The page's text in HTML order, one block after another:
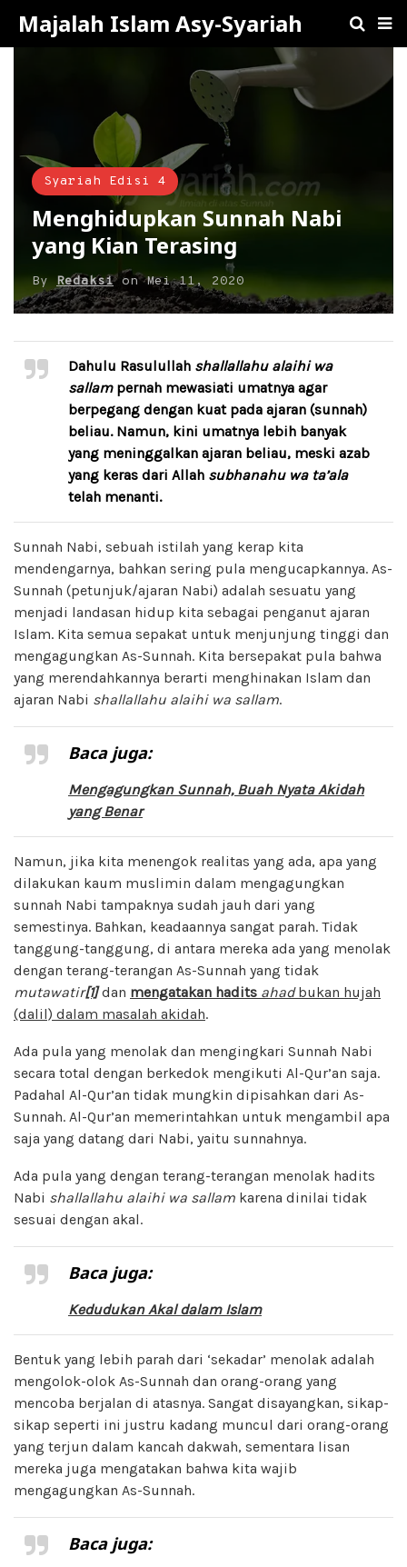
Majalah Islam Asy-Syariah
Syariah Edisi 4
Menghidupkan Sunnah Nabi
yang Kian Terasing
By RedaksionMei 11, 2020
Dahulu Rasulullah shallallahu alaihi wa
sallampernah mewasiati umatnya agar
berpegang dengan kuat pada ajaran (sunnah)
beliau. Namun, kini umatnya lebih banyak
yang meninggalkan ajaran beliau, meski azab
yang keras dari Allah subhanahu wa ta’ala
telah menanti.
Sunnah Nabi, sebuah istilah yang kerap kita
mendengarnya, bahkan sering pula mengucapkannya. As-
Sunnah (petunjuk/ajaran Nabi) adalah sesuatu yang
menjadi landasan hidup kita sebagai penganut ajaran
Islam. Kita semua sepakat untuk menjunjung tinggi dan
mengagungkan As-Sunnah. Kita bersepakat pula bahwa
yang merendahkannya berarti menghinakan Islam dan
ajaran Nabi shallallahu alaihi wa sallam.
Baca juga:
Mengagungkan Sunnah, Buah Nyata Akidah
yang Benar
Namun, jika kita menengok realitas yang ada, apa yang
dilakukan kaum muslimin dalam mengagungkan
sunnah Nabi tampaknya sudah jauh dari yang
semestinya. Bahkan, keadaannya sangat parah. Tidak
tanggung-tanggung, di antara mereka ada yang menolak
dengan terang-terangan As-Sunnah yang tidak
mutawatir[1]dan mengatakan hadits ahadbukan hujah
(dalil) dalam masalah akidah.
Ada pula yang menolak dan mengingkari Sunnah Nabi
secara total dengan berkedok mengikuti Al-Qur’an saja.
Padahal Al-Qur’an tidak mungkin dipisahkan dari As-
Sunnah. Al-Qur’an memerintahkan untuk mengambil apa
saja yang datang dari Nabi, yaitu sunnahnya.
Ada pula yang dengan terang-terangan menolak hadits
Nabi shallallahu alaihi wa sallam karena dinilai tidak
sesuai dengan akal.
Baca juga:
Kedudukan Akal dalam Islam
Bentuk yang lebih parah dari ‘sekadar’ menolak adalah
mengolok-olok As-Sunnah dan orang-orang yang
mencoba berjalan di atasnya. Sangat disayangkan, sikap-
sikap seperti ini justru kadang muncul dari orang-orang
yang terjun dalam kancah dakwah, sementara lisan
mereka juga mengatakan bahwa kita wajib
mengagungkan As-Sunnah.
Baca juga: